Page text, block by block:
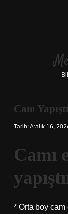
Cam
Tarih: Aralık 16,
Camı
* Orta boy